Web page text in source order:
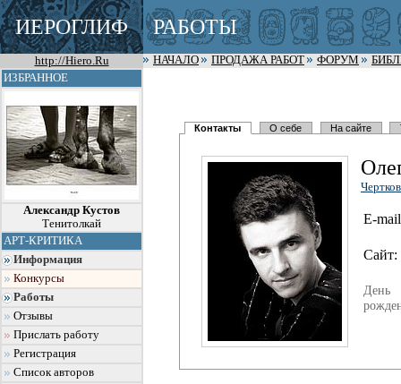
ИЕРОГЛИФ РАБОТЫ
http://Hiero.Ru НАЧАЛО ПРОДАЖА РАБОТ ФОРУМ
ИЗБРАННОЕ
Александр Кустов
Тенитолкай
АРТ-КРИТИКА
Информация
Конкурсы
Работы
Отзывы
Прислать работу
Регистрация
Список авторов
Контакты О себе На сайте
Чертков
E-
Сайт:
День